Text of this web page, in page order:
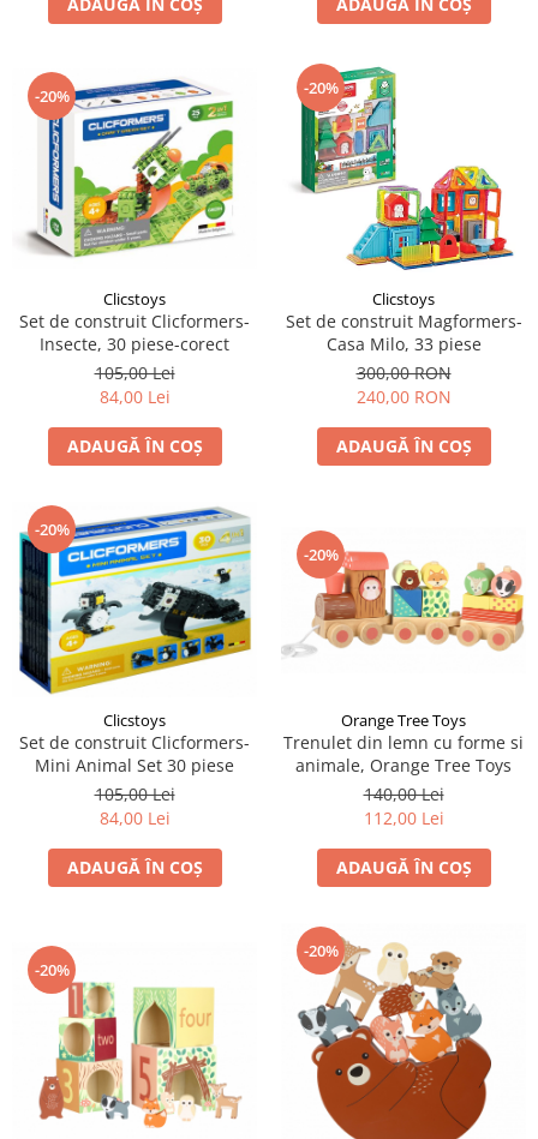
ADAUGĂ ÎN COȘ ADAUGĂ ÎN COȘ
-20%
Clicstoys
Set de construit Clicformers-
Insecte, 30 piese-corect
105,00 Lei
84,00 Lei
ADAUGĂ ÎN COȘ
-20%
Clicstoys
Set de construit Magformers-
Casa Milo, 33 piese
300,00 RON
240,00 RON
ADAUGĂ ÎN COȘ
-20%
Clicstoys
Set de construit Clicformers-
Mini Animal Set 30 piese
105,00 Lei
84,00 Lei
ADAUGĂ ÎN COȘ
-20%
Orange Tree Toys
Trenulet din lemn cu forme si
animale, Orange Tree Toys
140,00 Lei
112,00 Lei
ADAUGĂ ÎN COȘ
-20%
-20%